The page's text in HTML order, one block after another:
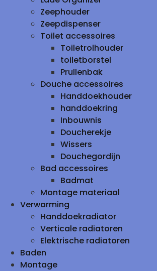
Zeephouder
Zeepdispenser
Toilet accessoires
Toiletrolhouder
toiletborstel
Prullenbak
Douche accessoires
Handdoekhouder
handdoekring
Inbouwnis
Doucherekje
Wissers
Douchegordijn
Bad accessoires
Badmat
Montage materiaal
Verwarming
Handdoekradiator
Verticale radiatoren
Elektrische radiatoren
Baden
Montage